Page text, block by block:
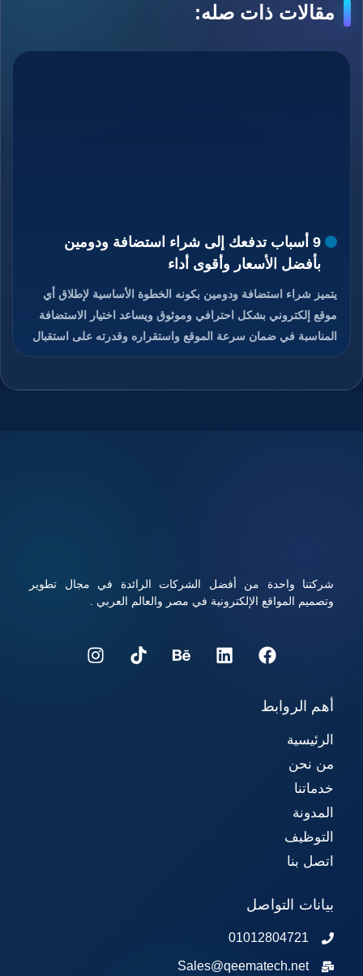
مقالات ذات صله:
9 أسباب تدفعك إلى شراء استضافة ودومين
بأفضل الأسعار وأقوى أداء
يتميز شراء استضافة ودومين بكونه الخطوة الأساسية لإطلاق أي
موقع إلكتروني بشكل احترافي وموثوق ويساعد اختيار الاستضافة
المناسبة في ضمان سرعة الموقع واستقراره وقدرته على استقبال
الزوار دون انقطاع، كما يمنح الدومين هوية رقمية مميزة تسهل على
شركتنا واحدة من أفضل الشركات الرائدة في مجال تطوير
وتصميم المواقع الإلكترونية في مصر والعالم العربي .
أهم الروابط
الرئيسية
من نحن
خدماتنا
المدونة
التوظيف
اتصل بنا
بيانات التواصل
01012804721
Sales@qeematech.net